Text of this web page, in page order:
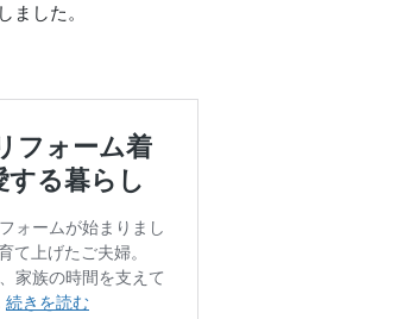
ました。